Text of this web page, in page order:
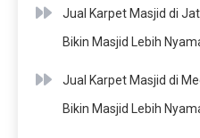
Jual Karpet Masjid di
Bikin Masjid Lebih
Jual Karpet Masjid di
Bikin Masjid Lebih